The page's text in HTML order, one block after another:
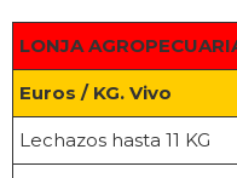
LONJA
Euros / KG. Vivo
Lechazos hasta 11 KG